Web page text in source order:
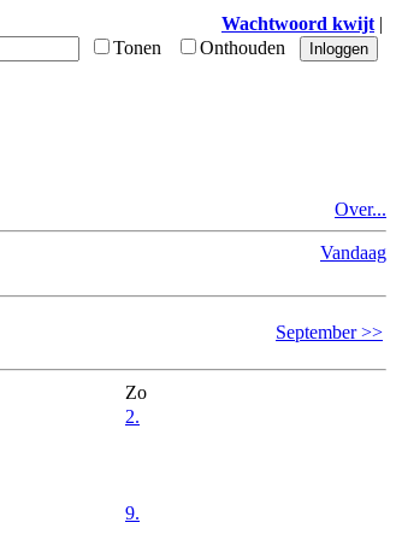
Wachtwoord kwijt |
Tonen Onthouden
Over...
Vandaag
September >>
Zo
2.
9.